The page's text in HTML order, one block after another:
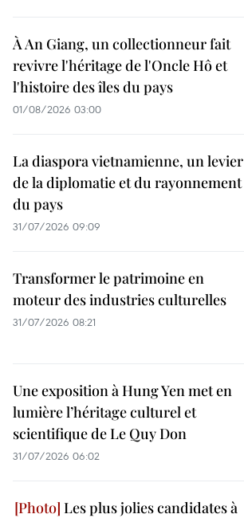
À An Giang, un collectionneur fait
revivre l'héritage de l'Oncle Hô et
l'histoire des îles du pays
01/08/2026 03:00
La diaspora vietnamienne, un levier
de la diplomatie et du rayonnement
du pays
31/07/2026 09:09
Transformer le patrimoine en
moteur des industries culturelles
31/07/2026 08:21
Une exposition à Hung Yen met en
lumière l’héritage culturel et
scientifique de Le Quy Don
31/07/2026 06:02
Les plus jolies candidates à